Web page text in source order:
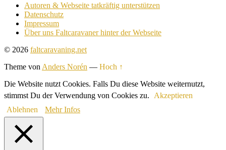
Autoren & Webseite tatkräftig unterstützen
Datenschutz
Impressum
Über uns Faltcaravaner hinter der Webseite
© 2026 faltcaravaning.net
Theme von Anders Norén — Hoch ↑
Die Website nutzt Cookies. Falls Du diese Website weiternutzt,
stimmst Du der Verwendung von Cookies zu.
Akzeptieren
Ablehnen
Mehr Infos